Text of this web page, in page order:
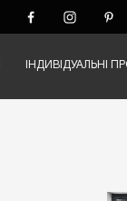
ІНДИВІДУАЛЬНІ